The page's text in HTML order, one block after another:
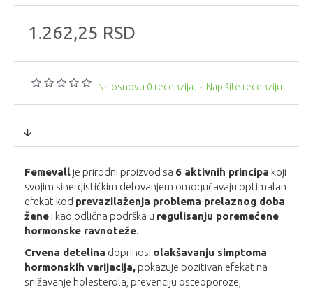
Na osnovu 0 recenzija. - Napišite recenziju
1.262,25 RSD
Femevall je prirodni proizvod sa 6 aktivnih principa koji
svojim sinergističkim delovanjem omogućavaju optimalan
efekat kod prevazilaženja problema prelaznog doba
žene i kao odlična podrška u regulisanju poremećene
hormonske ravnoteže.
Crvena detelina doprinosi olakšavanju simptoma
hormonskih varijacija, pokazuje pozitivan efekat na
snižavanje holesterola, prevenciju osteoporoze,